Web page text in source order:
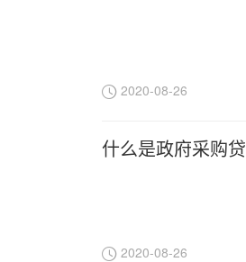
2020-08-26
什么是政府采购贷
2020-08-26